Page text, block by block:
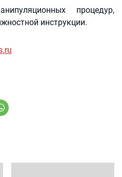
процедур,
инструкции.